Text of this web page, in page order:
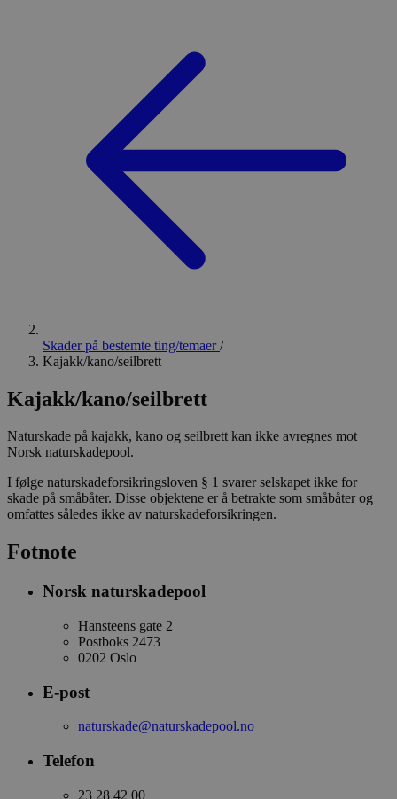
Skader på bestemte ting/temaer/
Kajakk/kano/seilbrett
Kajakk/kano/seilbrett
Naturskade på kajakk, kano og seilbrett kan ikke avregnes mot
Norsk naturskadepool.
I følge naturskadeforsikringsloven § 1 svarer selskapet ikke for
skade på småbåter. Disse objektene er å betrakte som småbåter og
omfattes således ikke av naturskadeforsikringen.
Fotnote
Norsk naturskadepool
Hansteens gate 2
Postboks 2473
0202 Oslo
E-post
naturskade@naturskadepool.no
Telefon
23 28 42 00